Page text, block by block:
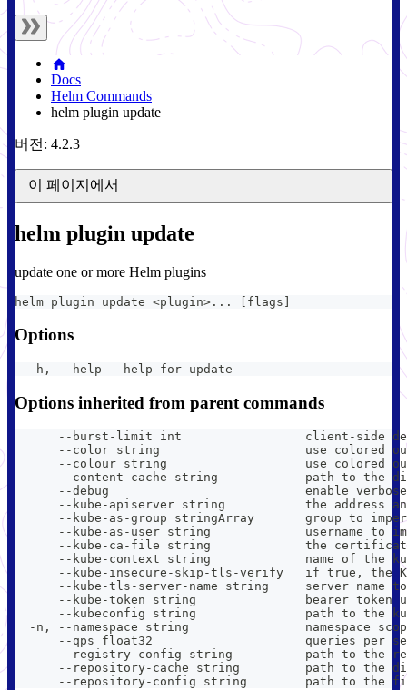
Docs
Helm Commands
helm plugin update
버전: 4.2.3
이 페이지에서
helm plugin update
update one or more Helm plugins
helm plugin update <plugin>... [flags]
Options
  -h, --help   help for update
Options inherited from parent commands
--burst-limit int                 client-side
--color string                    use colored
--colour string                   use colored
--content-cache string            path to the
--debug                           enable
--kube-apiserver string           the address
--kube-as-group stringArray       group to
--kube-as-user string             username to
--kube-ca-file string             the
--kube-context string             name of the
--kube-insecure-skip-tls-verify   if true, the
--kube-tls-server-name string     server name
--kube-token string               bearer token
--kubeconfig string               path to the
-n, --namespace string                namespace
--qps float32                     queries per
--registry-config string          path to the
--repository-cache string         path to the
--repository-config string        path to the